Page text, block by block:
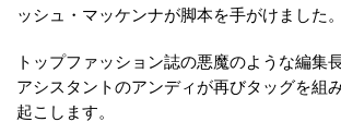
ッシュ・マッケンナが脚本を手がけました。
トップファッション誌の悪魔のような編集
アシスタントのアンディが再びタッグを組
起こします。